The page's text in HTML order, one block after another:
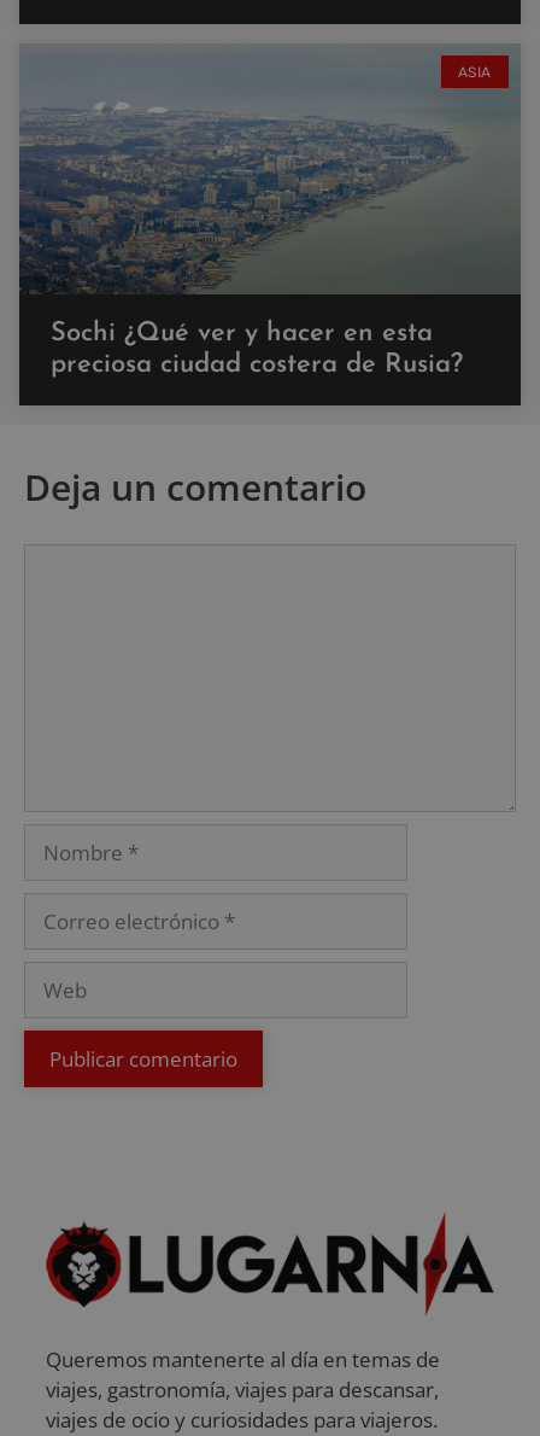
ASIA
Sochi ¿Qué ver y hacer en esta
preciosa ciudad costera de Rusia?
Deja un comentario
Queremos mantenerte al día en temas de
viajes, gastronomía, viajes para descansar,
viajes de ocio y curiosidades para viajeros.